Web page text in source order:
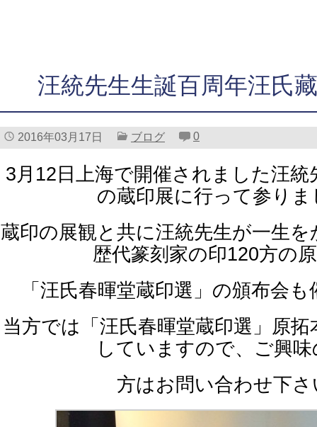
汪統先生生誕百周年汪氏
2016年03月17日 ブログ 0
3月12日上海で開催されました汪統
の蔵印展に行って参りま
蔵印の展観と共に汪統先生が一生
歴代篆刻家の印120方の
「汪氏春暉堂蔵印選」の頒布会
当方では「汪氏春暉堂蔵印選」原
していますので、ご興
方はお問い合わせ下さ